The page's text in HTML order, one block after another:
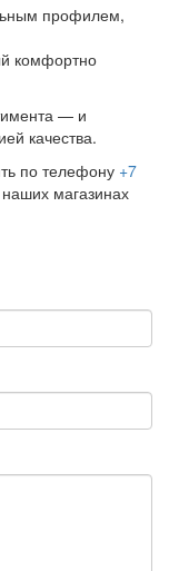
профилем,
комфортно
— и
качества.
по телефону +7
магазинах